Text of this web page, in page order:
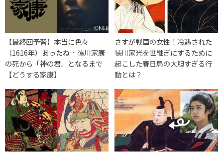
【最終回予習】本当に色々
（1616年）あったね…徳川家康
の死から「神の君」となるまで
【どうする家康】
さすが戦国の女性！冷遇された
徳川家光を世継ぎにするために
起こした春日局の大胆すぎる行
動とは？